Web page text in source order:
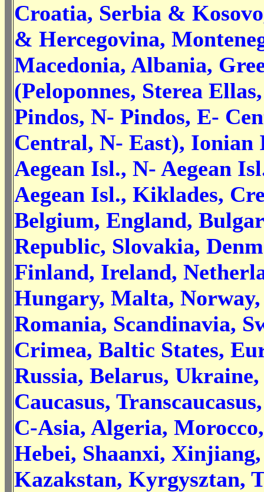
Croatia, Serbia &
& Hercegovina,
Macedonia, Albania,
(Peloponnes, Sterea
Pindos, N- Pindos, E-
Central, N- East), Ionian
Aegean Isl., N- Aegean
Aegean Isl., Kiklades,
Belgium, England,
Republic, Slovakia,
Finland, Ireland,
Hungary, Malta,
Romania, Scandinavia,
Crimea, Baltic States,
Russia, Belarus, Ukraine,
Caucasus,
C-Asia, Algeria,
Hebei, Shaanxi, Xinjiang,
Kazakstan, Kyrgysztan,